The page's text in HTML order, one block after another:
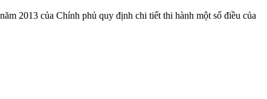
2013 của Chính phủ quy định chi tiết thi hành một số điều của